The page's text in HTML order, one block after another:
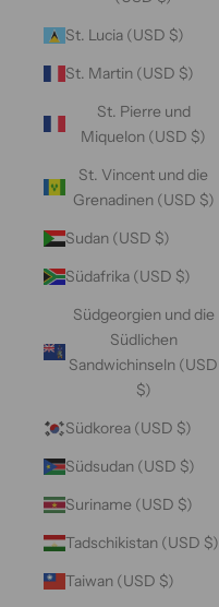
St. Lucia (USD $)
St. Martin (USD $)
St. Pierre und
Miquelon (USD $)
St. Vincent und die
Grenadinen (USD $)
Sudan (USD $)
Südafrika (USD $)
Südgeorgien und die
Südlichen
Sandwichinseln (USD
$)
Südkorea (USD $)
Südsudan (USD $)
Suriname (USD $)
Tadschikistan (USD $)
Taiwan (USD $)